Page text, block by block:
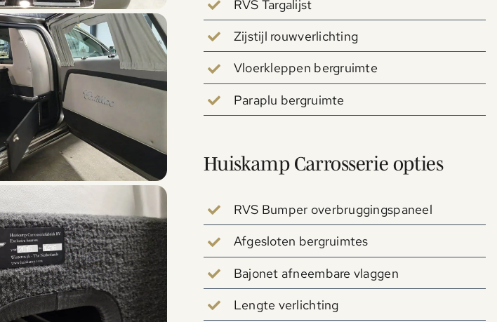
RVS Targalijst
Zijstijl rouwverlichting
Vloerkleppen bergruimte
Paraplu bergruimte
Huiskamp Carrosserie opties
RVS Bumper overbruggingspaneel
Afgesloten bergruimtes
Bajonet afneembare vlaggen
Lengte verlichting